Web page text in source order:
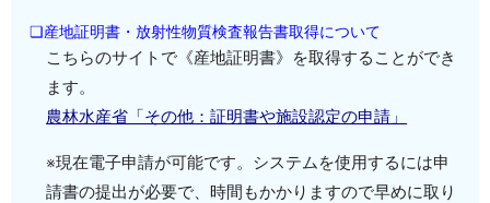
❏産地証明書・放射性物質検査報告書取得について
こちらのサイトで《産地証明書》を取得することができ
ます。
農林水産省「その他：証明書や施設認定の申請」
※現在電子申請が可能です。システムを使用するには申
請書の提出が必要で、時間もかかりますので早めに取り